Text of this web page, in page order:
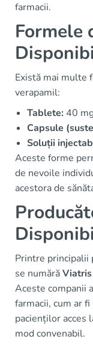
farmacii.
Formele
Există mai multe
verapamil:
Tablete: 40
Capsule
Soluții
Aceste forme
de nevoile
acestora de
Printre principalii
se numărăViatris
Aceste companii
farmacii, cum ar fi
pacienților acces
mod convenabil.